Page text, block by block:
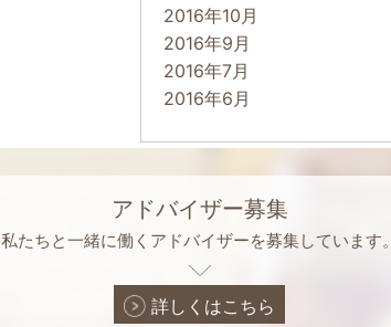
2016年10月
2016年9月
2016年7月
2016年6月
アドバイザー募集
私たちと一緒に働くアドバイザーを募集しています。
詳しくはこちら